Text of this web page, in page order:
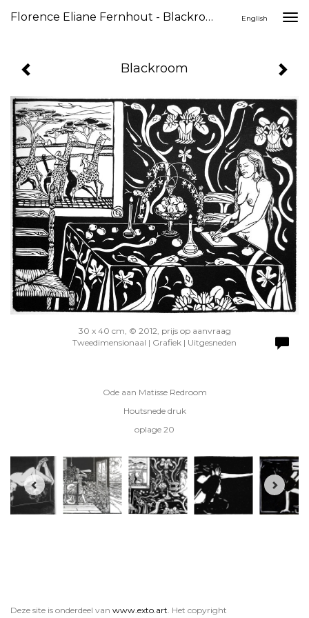
Florence Eliane Fernhout - Blackroom English
Blackroom
30 x 40 cm, © 2012, prijs op aanvraag
Tweedimensionaal | Grafiek | Uitgesneden
Ode aan Matisse Redroom
Houtsnede druk
oplage 20
Deze site is onderdeel van www.exto.art . Het copyright